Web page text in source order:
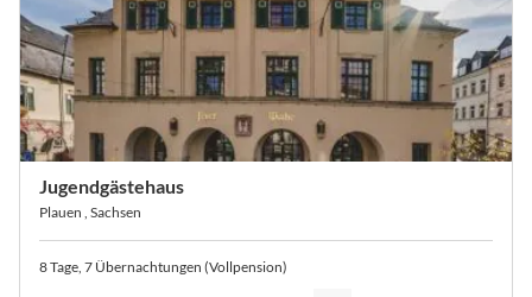
Jugendgästehaus
Plauen , Sachsen
8 Tage, 7 Übernachtungen (Vollpension)